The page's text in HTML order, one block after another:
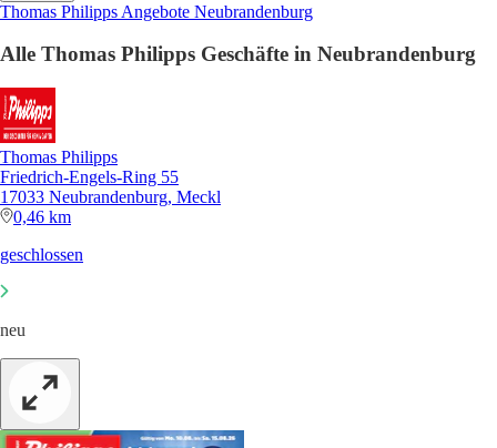
Thomas Philipps Angebote Neubrandenburg
Alle Thomas Philipps Geschäfte in Neubrandenburg
Thomas Philipps
Friedrich-Engels-Ring 55
17033 Neubrandenburg, Meckl
0,46 km
geschlossen
neu